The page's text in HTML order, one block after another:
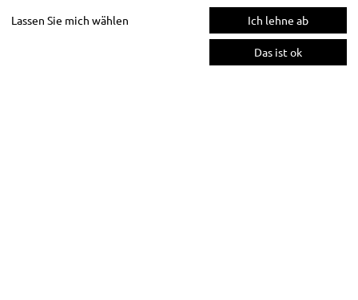
Lassen Sie mich wählen Ich lehne ab
Das ist ok